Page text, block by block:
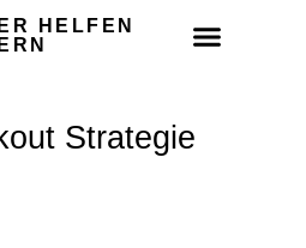
HELFEN
Strategie